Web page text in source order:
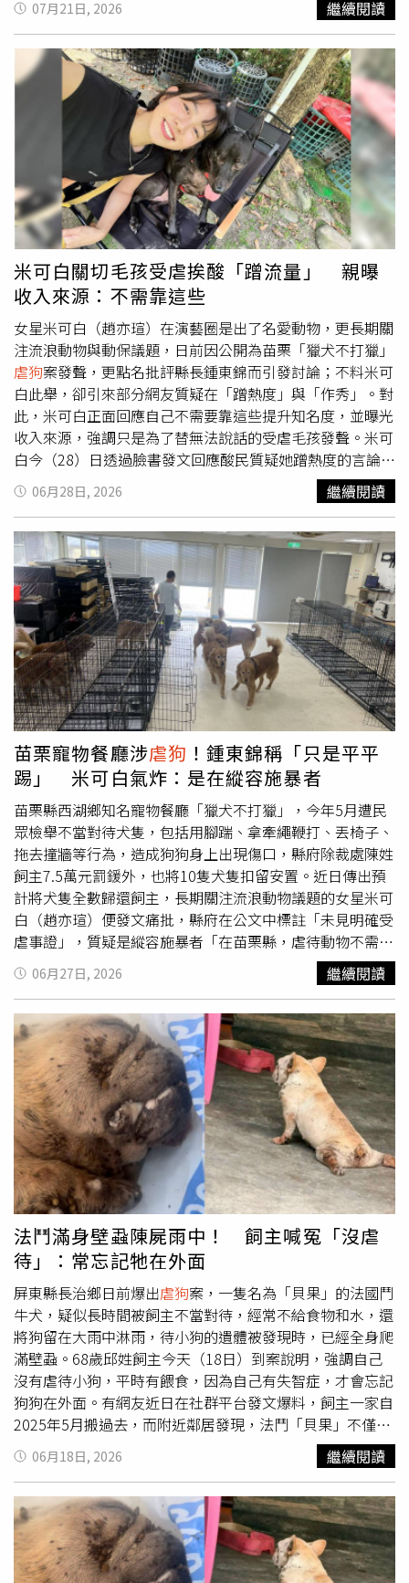
娃，儘管立即送往醫院搶救，吉娃娃仍因劇痛及嚴重感染，
在3天後不幸離世。路姓女子提到，7月初，又有志工在當地
南西莊區域發現一隻僅20多天大的幼犬，也遭到同樣手法大
面積剝皮，即使醫院運用最好的藥物全力搶救，這隻幼犬也
由於皮膚嚴重缺損、感染而喪命。對此，路姓女子表示，
「侯馬流浪狗之家」公開懸賞人民幣1萬元尋找兇手，「有
第1起、第2起，那麼後續還會有第3起、第4起虐狗事件不
斷地發生，我們要把這些人揪出來，避免以後造成更大的傷
害。」不過，路姓女子也說，由於懸賞多日未獲有效線索，
正在考慮向當地警方報案。消息曝光後，不少網友紛紛留言
道，「不喜歡就不喜歡，為啥要這樣虐殺啊」、「希望警方
能重視，這件事不能算了」、「千倍萬倍反彈到施暴者身
上」、「附近的人真的要小心了」、「這種虐殺小型犬的更
要小心，說不定哪天就對小孩子動手」、「動保法為什麼這
麼難推進？」、「支持立法，禁止虐待動物」、「不立法處
置兇手，就會有更多危險分子效仿」。
07月21日, 2026 繼續閱讀
米可白關切毛孩受虐挨酸「蹭流量」 親曝
收入來源：不需靠這些
女星米可白（趙亦瑄）在演藝圈是出了名愛動物，更長期關
注流浪動物與動保議題，日前因公開為苗栗「獵犬不打獵」
虐狗案發聲，更點名批評縣長鍾東錦而引發討論；不料米可
白此舉，卻引來部分網友質疑在「蹭熱度」與「作秀」。對
此，米可白正面回應自己不需要靠這些提升知名度，並曝光
收入來源，強調只是為了替無法說話的受虐毛孩發聲。米可
白今（28）日透過臉書發文回應酸民質疑她蹭熱度的言論，
她認真想過自己不是第一次為動物權益站出來，且她不是政
治人物不需要選票，她身為一名演員，只要專注於本職工作
就能擁有穩定的收入來源，根本不需要藉由動保議題來增加
網路流量或提升知名度。米可白更直言，這類吃力不討好的
發文對粉專並沒有好處。事實上，由於社群平台的演算法機
制會自動過濾較為負面的內容，每當米可白發表替毛孩子發
聲的文章時，粉專的點閱率往往不增反降。相反地，她平常
分享日常生活、穿搭或自家賣餅的貼文，反而能輕鬆吸引高
達40萬至100萬的觀看與按讚數，直接粉碎了網友口中「蹭
流量」的說法。米可白有感而發地說，那些遭受虐待的動物
無法為自己辯護，牠們的痛苦需要有人幫忙傳達出去；她並
不在意大眾是否認同她的言論，但衷心期盼台灣社會能夠更
加重視動物虐待的問題，讓「虐待零容忍」不再只是一句口
號，而是真正落實於生活中的一種態度。面對粉絲與支持者
的關心，米可白也在文末向大眾表達感謝，大家的提醒與叮
嚀她都有收到，同時呼籲網友，每一次的轉發與分享，都是
擴大受虐毛孩聲音的機會，只要願意站出來，大眾的關注隨
時都有可能轉化為改變現狀的強大力量。
06月28日, 2026 繼續閱讀
苗栗寵物餐廳涉虐狗 ！鍾東錦稱「只是平平
踢」 米可白氣炸：是在縱容施暴者
苗栗縣西湖鄉知名寵物餐廳「獵犬不打獵」，今年5月遭民
眾檢舉不當對待犬隻，包括用腳踹、拿牽繩鞭打、丟椅子、
拖去撞牆等行為，造成狗狗身上出現傷口，縣府除裁處陳姓
飼主7.5萬元罰鍰外，也將10隻犬隻扣留安置。近日傳出預
計將犬隻全數歸還飼主，長期關注流浪動物議題的女星米可
白（趙亦瑄）便發文痛批，縣府在公文中標註「未見明確受
虐事證」，質疑是縱容施暴者「在苗栗縣，虐待動物不需要
付出代價，也不必負責」。從相關畫面可以看到，陳姓飼主
除了對狗狗賞巴掌外，更拿椅子丟狗、用腳連續踹狗數十
下，而前員工也爆料，陳姓飼主會把狗綁起來丟向牆壁，害
得狗狗嚇到失禁。事後陳姓飼主坦承處置方式不當，自己的
本意並非傷害犬隻，只是為了阻止犬隻互相撕咬，過程中沒
有狗狗受傷。苗栗縣政府後續依照《動物保護法》裁罰7.5
萬元，並扣留安置10隻狗狗。然而，日前傳出縣府評估將
10隻犬隻歸還飼主，縣長鍾東錦在議會接受質詢時表示，是
否沒入還是要依法處理，認為影片中飼主「不是很明顯
踹」，丟椅子等動作不是真的打狗，且「飼主沒有很用力，
不是由上往下，而是平平的踢，丟椅子也是輕輕的，不是
砸」。鍾東錦也提到，曾與飼主商量是否沒入犬隻，但飼主
不肯，而犬隻屬於飼主的私人財產，如果強制沒入恐有訴訟
問題。對此，米可白26日在臉書發文指出，巴掌打、椅子
砸、用腳踹、刀子捅，甚至拖去撞牆，這些都有影片佐證，
但苗栗縣府在公文上卻標註「未見明確受虐事證」，因此她
質疑「這樣的處理，究竟是在保護受害的孩子，還是在縱容
施暴者？這樣的執法方式，是否是在告訴更多施暴者～在苗
栗縣，虐待動物不需要付出代價，也不必負責？」米可白直
言，鍾東錦平時在粉專上維持著愛毛孩、痛恨虐待的形象，
但真正到了後續案件處理時，卻抱著「多一事不如少一事」
的態度，許多網友到縣府粉專表達訴求，卻遭到刪除留言甚
至被封鎖；即使有前員工出面指證飼主
行為，鍾東錦卻
認為「狗狗不乖，稍微修理一下而已，我自己養狗，狗不乖
也會讓牠們罰站」。米可白提及，2025年10月爆出「人人
犬舍」割聲帶繁殖場案件，當時也是一句「私人財產」，就
把188隻尚未結紮的年輕犬隻交還給業者，「這樣的決定，
難道不是讓牠們繼續陷入無良繁殖與剝削的循環嗎？這樣的
首長，真的讓人替苗栗縣那些無法替自己發聲的孩子感到難
06月27日, 2026 繼續閱讀
法鬥滿身壁蝨陳屍雨中！ 飼主喊冤「沒虐
待」：常忘記牠在外面
屏東縣長治鄉日前爆出虐狗案，一隻名為「貝果」的法國鬥
牛犬，疑似長時間被飼主不當對待，經常不給食物和水，還
將狗留在大雨中淋雨，待小狗的遺體被發現時，已經全身爬
滿壁蝨。68歲邱姓飼主今天（18日）到案說明，強調自己
沒有虐待小狗，平時有餵食，因為自己有失智症，才會忘記
狗狗在外面。有網友近日在社群平台發文爆料，飼主一家自
2025年5月搬過去，而附近鄰居發現，法鬥「貝果」不僅後
腳受傷不良於行，身上爬滿壁蝨，飼主還將貝果栓在戶外，
水盆內更常常沒有水，鄰居上前提醒，飼主卻說「狗是兒子
養的，我很討厭狗，看能不能渴死最好」，鄰居看不下去便
趕緊給貝果飼料和水。直到今年6月16日，待民眾尋獲貝果
時，發現貝果已陳屍草叢裡，由於連日大雨浸泡，貝果的遺
體更開始發臭腐爛。對此，網友質疑相關單位態度消極，之
前通報時並未主動追問狗狗的下落，也沒有對飼主進行開
06月18日, 2026 繼續閱讀